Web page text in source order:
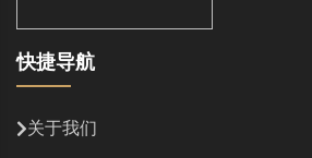
快捷导航
关于我们